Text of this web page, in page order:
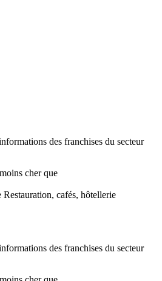
des franchises du secteur
cher que
Restauration, cafés, hôtellerie
des franchises du secteur